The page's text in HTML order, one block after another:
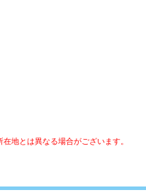
地とは異なる場合がございます。